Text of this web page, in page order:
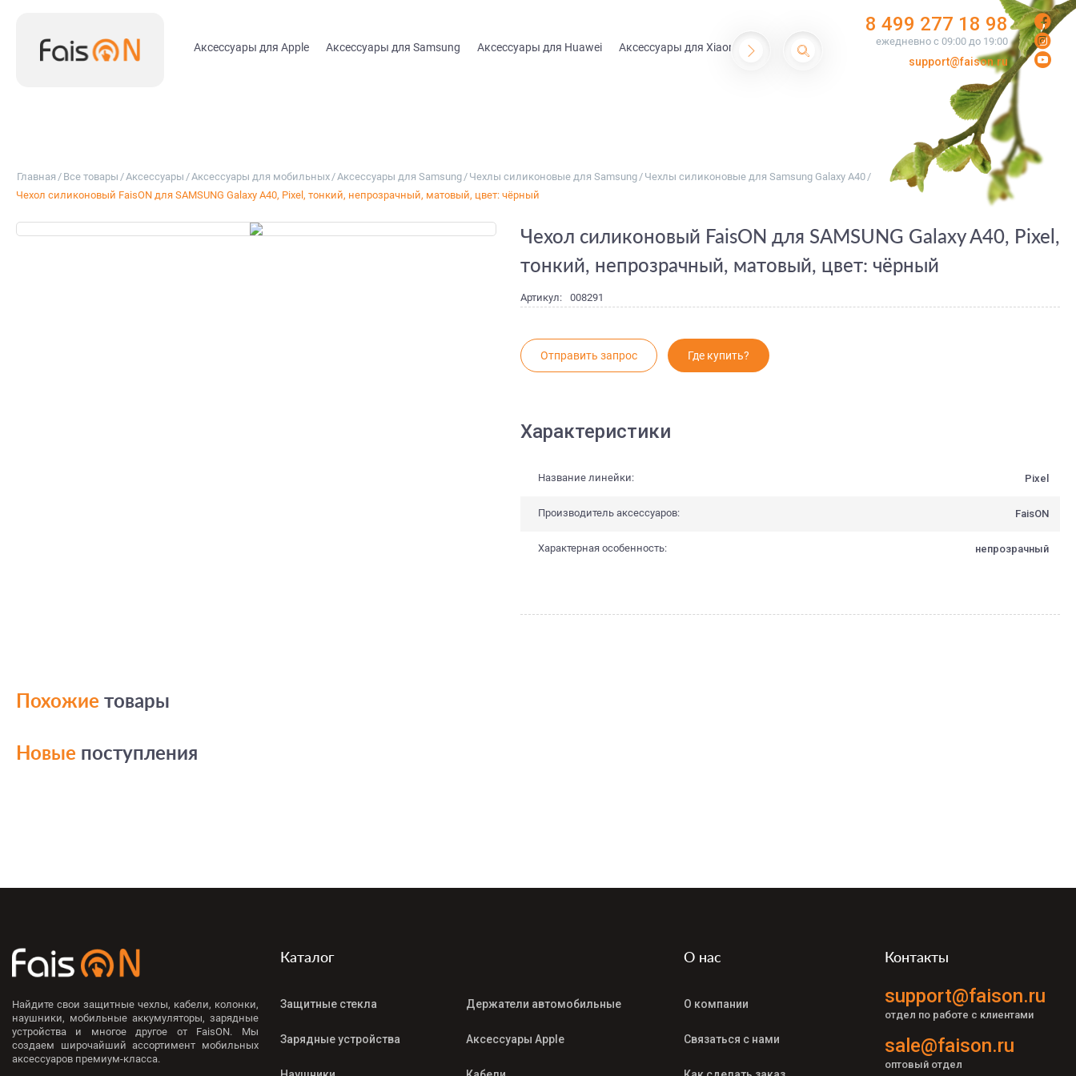
Аксессуары для Apple Аксессуары для Samsung Аксессуары для Huawei Аксессуары для Xiaomi
8 499 277 18 98
ежедневно с 09:00 до 19:00
support@faison.ru
Главная / Все товары / Аксессуары / Аксессуары для мобильных / Аксессуары для Samsung / Чехлы силиконовые для Samsung / Чехлы силиконовые для Samsung Galaxy A40 /
Чехол силиконовый FaisON для SAMSUNG Galaxy A40, Pixel, тонкий, непрозрачный, матовый, цвет: чёрный
Чехол силиконовый FaisON для SAMSUNG Galaxy A40, Pixel,
тонкий, непрозрачный, матовый, цвет: чёрный
Артикул: 008291
Отправить запрос Где купить?
Характеристики
Название линейки: Pixel
Производитель аксессуаров: FaisON
Характерная особенность: непрозрачный
Похожие товары
Новые поступления
Найдите свои защитные чехлы, кабели, колонки,
наушники, мобильные аккумуляторы, зарядные
устройства и многое другое от FaisON. Мы
создаем широчайший ассортимент мобильных
аксессуаров премиум-класса.
Каталог
Защитные стекла Держатели автомобильные
Зарядные устройства Аксессуары Apple
О нас
О компании
Связаться с нами
Контакты
support@faison.ru
отдел по работе с клиентами
sale@faison.ru
оптовый отдел